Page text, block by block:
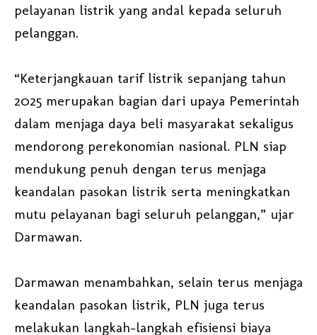
pelayanan listrik yang andal kepada seluruh
pelanggan.
“Keterjangkauan tarif listrik sepanjang tahun
2025 merupakan bagian dari upaya Pemerintah
dalam menjaga daya beli masyarakat sekaligus
mendorong perekonomian nasional. PLN siap
mendukung penuh dengan terus menjaga
keandalan pasokan listrik serta meningkatkan
mutu pelayanan bagi seluruh pelanggan,” ujar
Darmawan.
Darmawan menambahkan, selain terus menjaga
keandalan pasokan listrik, PLN juga terus
melakukan langkah-langkah efisiensi biaya